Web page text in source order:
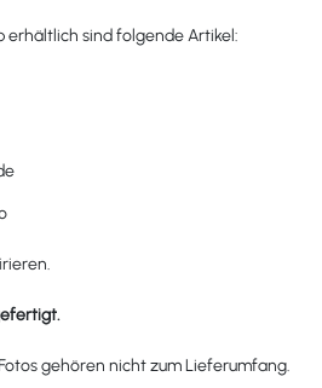
erhältlich sind folgende Artikel:
gehören nicht zum Lieferumfang.